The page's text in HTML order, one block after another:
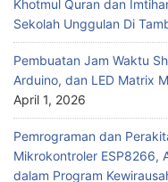
Khotmul Quran dan
Sekolah Unggulan Di
Pembuatan Jam Waktu
Arduino, dan LED Matrix
April 1, 2026
Pemrograman dan
Mikrokontroler ESP8266,
dalam Program